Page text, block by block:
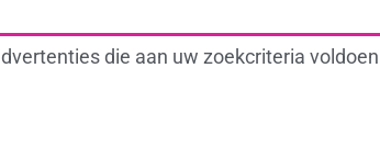
die aan uw zoekcriteria voldoen